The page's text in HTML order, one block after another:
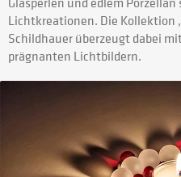
Lichtkreationen. Die Kollektion
Schildhauer überzeugt dabei
prägnanten Lichtbildern.